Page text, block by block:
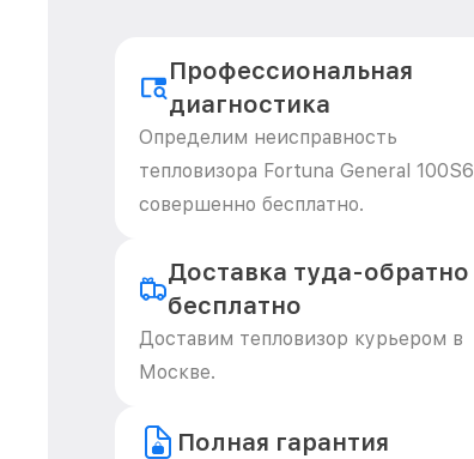
Профессиональная
диагностика
Определим неисправность
тепловизора Fortuna General 100S6
совершенно бесплатно.
Доставка туда-обратно
бесплатно
Доставим тепловизор курьером в
Москве.
Полная гарантия